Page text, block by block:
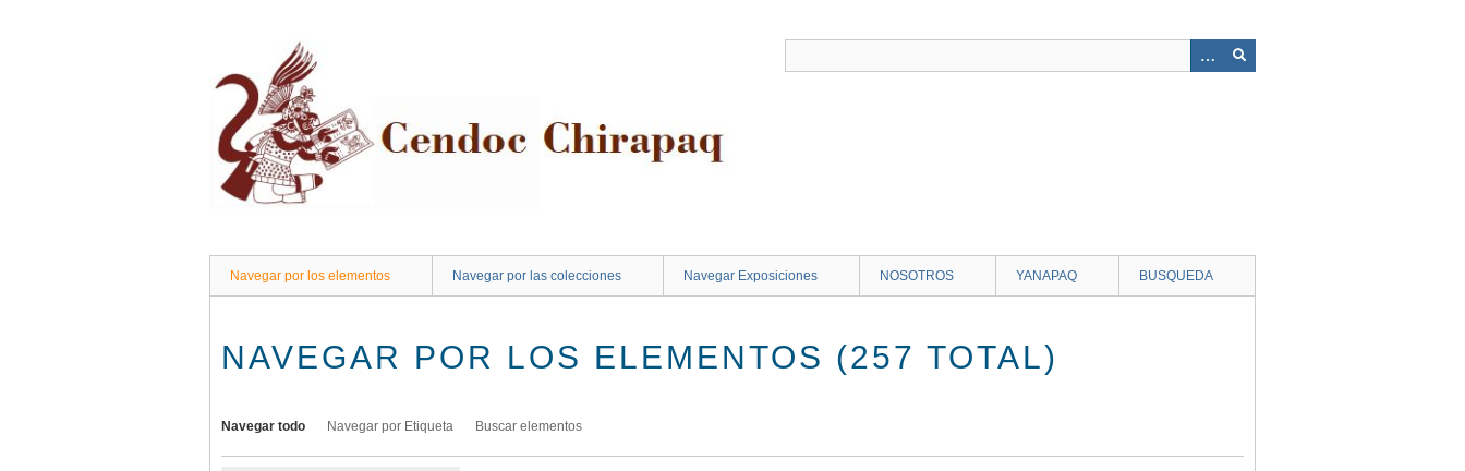
Navegar por los elementos Navegar por las colecciones Navegar Exposiciones NOSOTROS YANAPAQ BUSQUEDA
NAVEGAR POR LOS ELEMENTOS (257 TOTAL)
Navegar todo Navegar por Etiqueta Buscar elementos